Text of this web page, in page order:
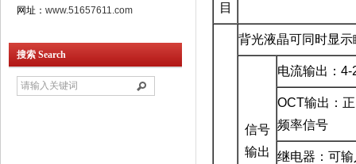
网址： www.51657611.com
搜索 Search
目
背光液晶可同时显
信号
输出
电流输出： 4-
OCT输出：正
频率信号
继电器：可